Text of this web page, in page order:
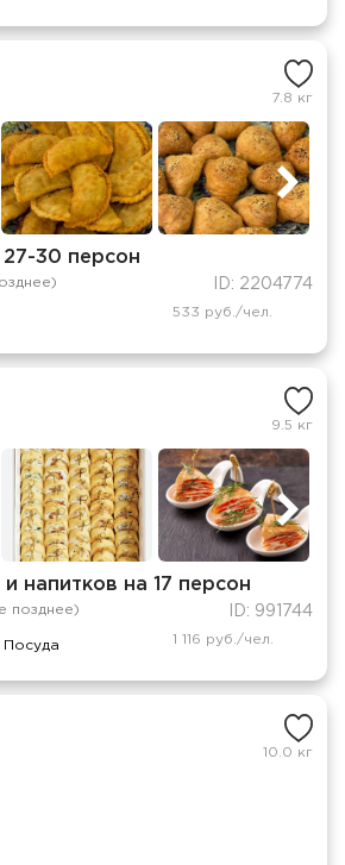
7.8 кг
30 персон
ID: 2204774
533 руб./чел.
9.5 кг
напитков на 17 персон
позднее) ID: 991744
Посуда 1 116 руб./чел.
10.0 кг